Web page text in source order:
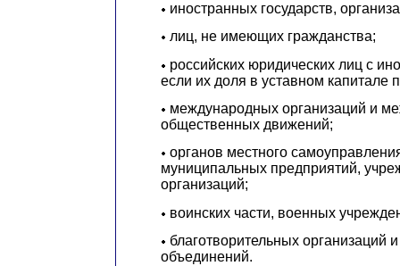
иностранных государств,
лиц, не имеющих гражданства;
российских юридических лиц с
если их доля в уставном капитале
международных организаций и
общественных движений;
органов местного
муниципальных предприятий,
организаций;
воинских части, военных
благотворительных организаций
объединений.